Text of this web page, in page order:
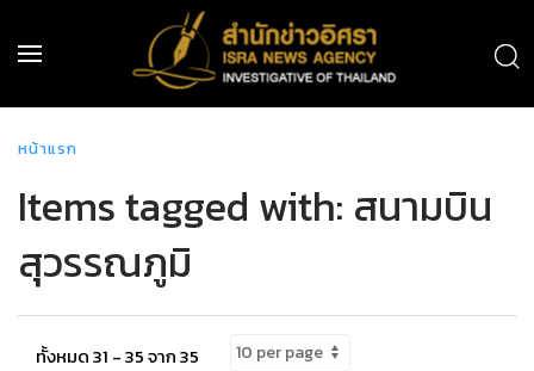
หน้าแรก
Items tagged with: สนามบิน
สุวรรณภูมิ
ทั้งหมด 31 - 35 จาก 35